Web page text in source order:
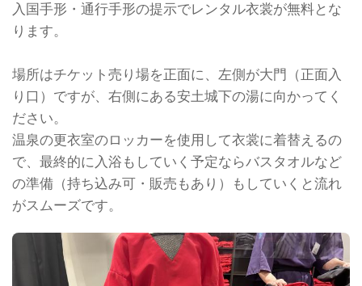
入国手形・通行手形の提示でレンタル衣裳が無料とな
ります。
場所はチケット売り場を正面に、左側が大門（正面入
り口）ですが、右側にある安土城下の湯に向かってく
ださい。
温泉の更衣室のロッカーを使用して衣裳に着替えるの
で、最終的に入浴もしていく予定ならバスタオルなど
の準備（持ち込み可・販売もあり）もしていくと流れ
がスムーズです。